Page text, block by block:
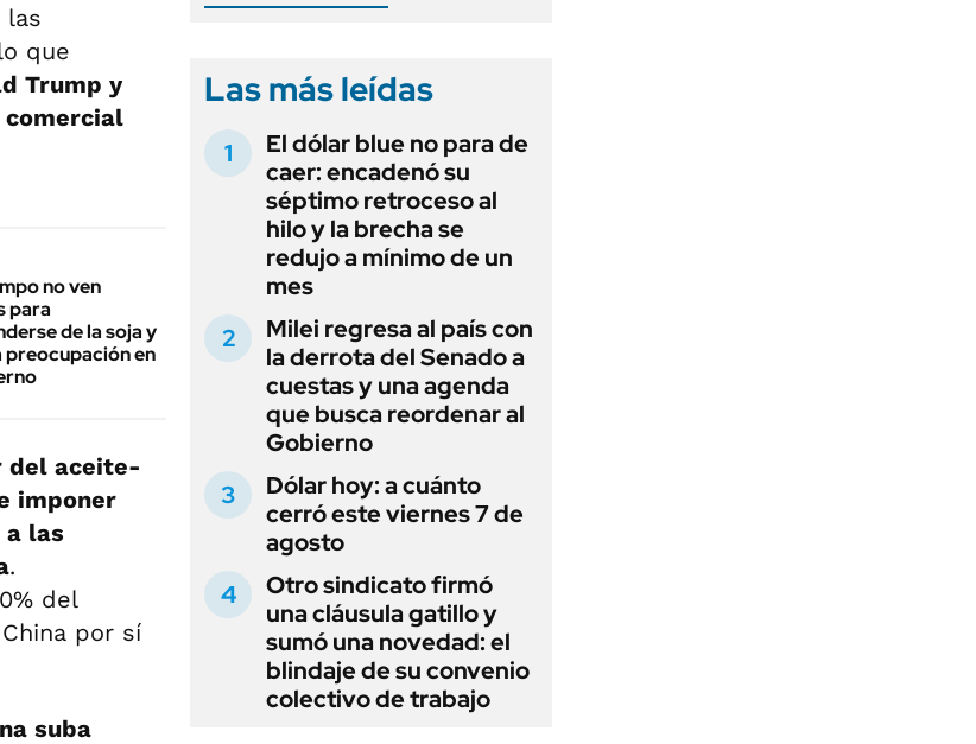
las
que
Trump y
no ven
para
de la soja y
preocupación en
del aceite-
imponer
a las
.
del
por sí
suba
Las más leídas
El dólar blue no para de
caer: encadenó su
séptimo retroceso al
hilo y la brecha se
redujo a mínimo de un
mes
Milei regresa al país con
la derrota del Senado a
cuestas y una agenda
que busca reordenar al
Gobierno
Dólar hoy: a cuánto
cerró este viernes 7 de
agosto
Otro sindicato firmó
una cláusula gatillo y
sumó una novedad: el
blindaje de su convenio
colectivo de trabajo